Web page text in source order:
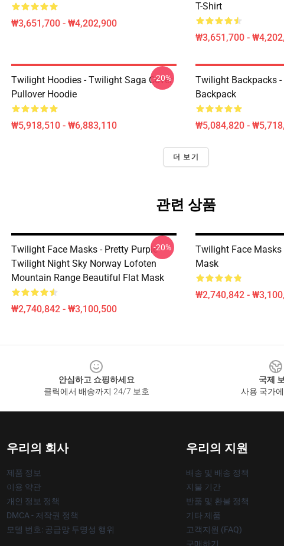
₩3,651,700 - ₩4,202,900
T-Shirt
₩3,651,700 -
Twilight Hoodies - Twilight Saga Cover
Pullover Hoodie
₩5,918,510 - ₩6,883,110
-20%
Twilight Backpacks
Backpack
₩5,084,820 -
더 보기
관련 상품
Twilight Face Masks - Pretty Purple
Twilight Night Sky Norway Lofoten
Mountain Range Beautiful Flat Mask
₩2,740,842 - ₩3,100,500
-20%
Twilight Face
Mask
₩2,740,842 -
안심하고 쇼핑하세요
클릭에서 배송까지 24/7 보호
국제
사용 국가
우리의 회사
제품 정보
이용 약관
개인 정보 정책
DMCA - 저작권 정책
모델 번호: 공급망 투명성 행위
우리의 지원
배송 및 배송 정책
지불 기간
반품 및 환불 정책
기타 제품
고객지원 (FAQ)
구매하기